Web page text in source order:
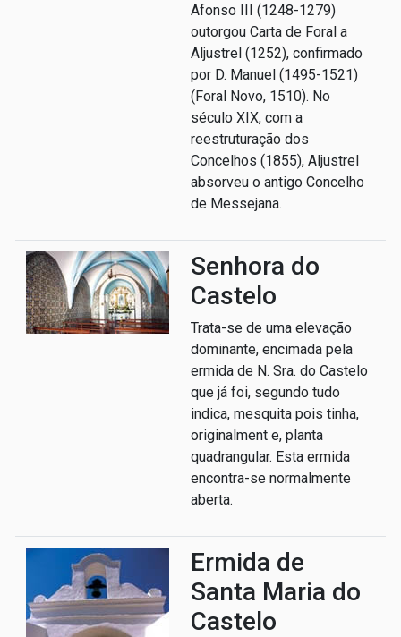
Afonso III (1248-1279)
outorgou Carta de Foral a
Aljustrel (1252), confirmado
por D. Manuel (1495-1521)
(Foral Novo, 1510). No
século XIX, com a
reestruturação dos
Concelhos (1855), Aljustrel
absorveu o antigo Concelho
de Messejana.
Senhora do
Castelo
Trata-se de uma elevação
dominante, encimada pela
ermida de N. Sra. do Castelo
que já foi, segundo tudo
indica, mesquita pois tinha,
originalment e, planta
quadrangular. Esta ermida
encontra-se normalmente
aberta.
Ermida de
Santa Maria do
Castelo